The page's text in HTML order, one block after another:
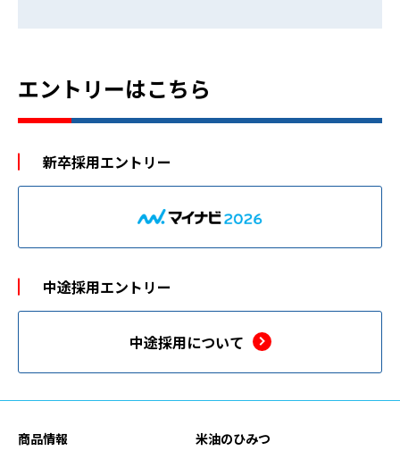
エントリーはこちら
新卒採用エントリー
中途採用エントリー
中途採用について
商品情報 米油のひみつ